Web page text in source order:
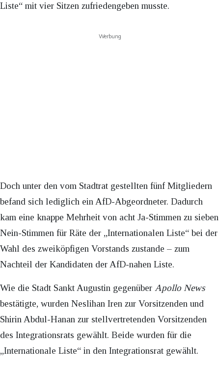
Liste“ mit vier Sitzen zufriedengeben musste.
Werbung
Doch unter den vom Stadtrat gestellten fünf Mitgliedern
befand sich lediglich ein AfD-Abgeordneter. Dadurch
kam eine knappe Mehrheit von acht Ja-Stimmen zu sieben
Nein-Stimmen für Räte der „Internationalen Liste“ bei der
Wahl des zweiköpfigen Vorstands zustande – zum
Nachteil der Kandidaten der AfD-nahen Liste.
Wie die Stadt Sankt Augustin gegenüber Apollo News
bestätigte, wurden Neslihan Iren zur Vorsitzenden und
Shirin Abdul-Hanan zur stellvertretenden Vorsitzenden
des Integrationsrats gewählt. Beide wurden für die
„Internationale Liste“ in den Integrationsrat gewählt.